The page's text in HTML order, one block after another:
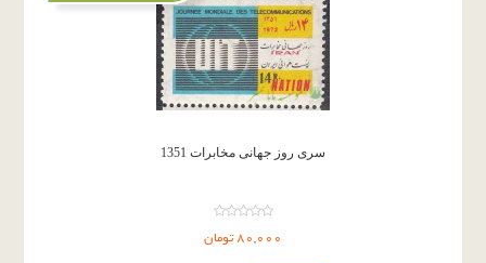
سری روز جهانی مخابرات 1351
80,000 تومان